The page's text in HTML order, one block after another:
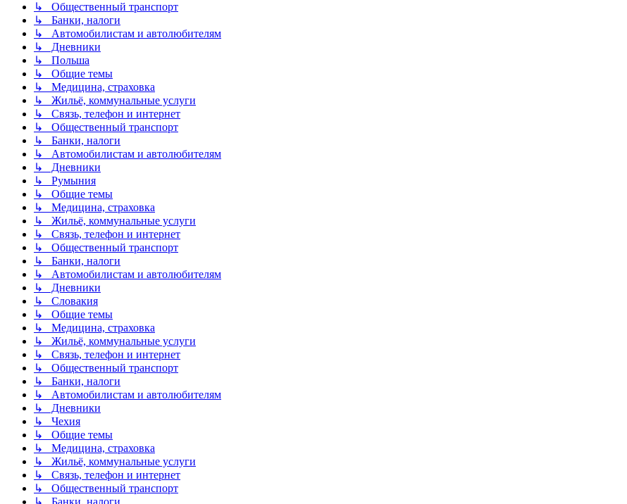
↳ Общественный транспорт
↳ Банки, налоги
↳ Автомобилистам и автолюбителям
↳ Дневники
↳ Польша
↳ Общие темы
↳ Медицина, страховка
↳ Жильё, коммунальные услуги
↳ Связь, телефон и интернет
↳ Общественный транспорт
↳ Банки, налоги
↳ Автомобилистам и автолюбителям
↳ Дневники
↳ Румыния
↳ Общие темы
↳ Медицина, страховка
↳ Жильё, коммунальные услуги
↳ Связь, телефон и интернет
↳ Общественный транспорт
↳ Банки, налоги
↳ Автомобилистам и автолюбителям
↳ Дневники
↳ Словакия
↳ Общие темы
↳ Медицина, страховка
↳ Жильё, коммунальные услуги
↳ Связь, телефон и интернет
↳ Общественный транспорт
↳ Банки, налоги
↳ Автомобилистам и автолюбителям
↳ Дневники
↳ Чехия
↳ Общие темы
↳ Медицина, страховка
↳ Жильё, коммунальные услуги
↳ Связь, телефон и интернет
↳ Общественный транспорт
↳ Банки, налоги